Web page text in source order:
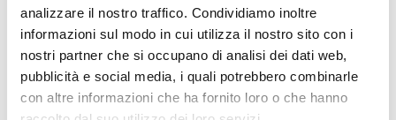
analizzare il nostro traffico. Condividiamo inoltre
informazioni sul modo in cui utilizza il nostro sito con i
nostri partner che si occupano di analisi dei dati web,
pubblicità e social media, i quali potrebbero combinarle
con altre informazioni che ha fornito loro o che hanno
Codice Fiscale:
Procedura di scelta:
Affidamento ai sensi del Regolamento Generale
Aziendale per Lavori Servizi e Forniture (art.238,
comma 7 d.lgs. 163/2006)